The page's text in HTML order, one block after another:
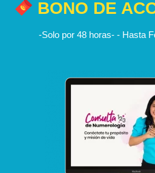
BONO DE
-Solo por 48 horas- - Hasta